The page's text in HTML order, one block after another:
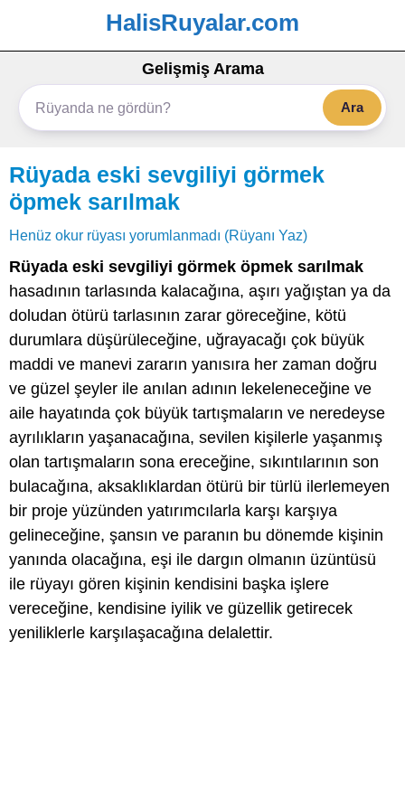
HalisRuyalar.com
Gelişmiş Arama
Ara
Rüyada eski sevgiliyi görmek
öpmek sarılmak
Henüz okur rüyası yorumlanmadı (Rüyanı Yaz)
Rüyada eski sevgiliyi görmek öpmek sarılmak
hasadının tarlasında kalacağına, aşırı yağıştan ya da
doludan ötürü tarlasının zarar göreceğine, kötü
durumlara düşürüleceğine, uğrayacağı çok büyük
maddi ve manevi zararın yanısıra her zaman doğru
ve güzel şeyler ile anılan adının lekeleneceğine ve
aile hayatında çok büyük tartışmaların ve neredeyse
ayrılıkların yaşanacağına, sevilen kişilerle yaşanmış
olan tartışmaların sona ereceğine, sıkıntılarının son
bulacağına, aksaklıklardan ötürü bir türlü ilerlemeyen
bir proje yüzünden yatırımcılarla karşı karşıya
gelineceğine, şansın ve paranın bu dönemde kişinin
yanında olacağına, eşi ile dargın olmanın üzüntüsü
ile rüyayı gören kişinin kendisini başka işlere
vereceğine, kendisine iyilik ve güzellik getirecek
yeniliklerle karşılaşacağına delalettir.